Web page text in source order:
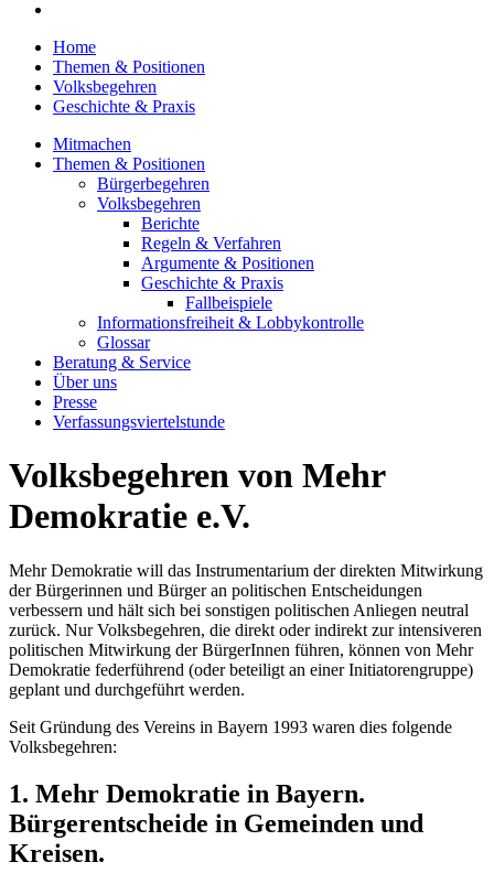
Home
Themen & Positionen
Volksbegehren
Geschichte & Praxis
Mitmachen
Themen & Positionen
Bürgerbegehren
Volksbegehren
Berichte
Regeln & Verfahren
Argumente & Positionen
Geschichte & Praxis
Fallbeispiele
Informationsfreiheit & Lobbykontrolle
Glossar
Beratung & Service
Über uns
Presse
Verfassungsviertelstunde
Volksbegehren von Mehr
Demokratie e.V.
Mehr Demokratie will das Instrumentarium der direkten Mitwirkung
der Bürgerinnen und Bürger an politischen Entscheidungen
verbessern und hält sich bei sonstigen politischen Anliegen neutral
zurück. Nur Volksbegehren, die direkt oder indirekt zur intensiveren
politischen Mitwirkung der BürgerInnen führen, können von Mehr
Demokratie federführend (oder beteiligt an einer Initiatorengruppe)
geplant und durchgeführt werden.
Seit Gründung des Vereins in Bayern 1993 waren dies folgende
Volksbegehren:
1. Mehr Demokratie in Bayern.
Bürgerentscheide in Gemeinden und
Kreisen.